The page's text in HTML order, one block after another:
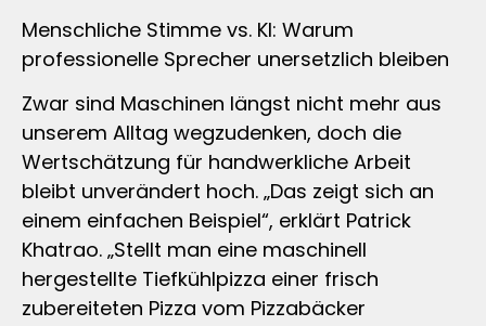
Menschliche Stimme vs. KI: Warum
professionelle Sprecher unersetzlich bleiben
Zwar sind Maschinen längst nicht mehr aus
unserem Alltag wegzudenken, doch die
Wertschätzung für handwerkliche Arbeit
bleibt unverändert hoch. „Das zeigt sich an
einem einfachen Beispiel“, erklärt Patrick
Khatrao. „Stellt man eine maschinell
hergestellte Tiefkühlpizza einer frisch
zubereiteten Pizza vom Pizzabäcker